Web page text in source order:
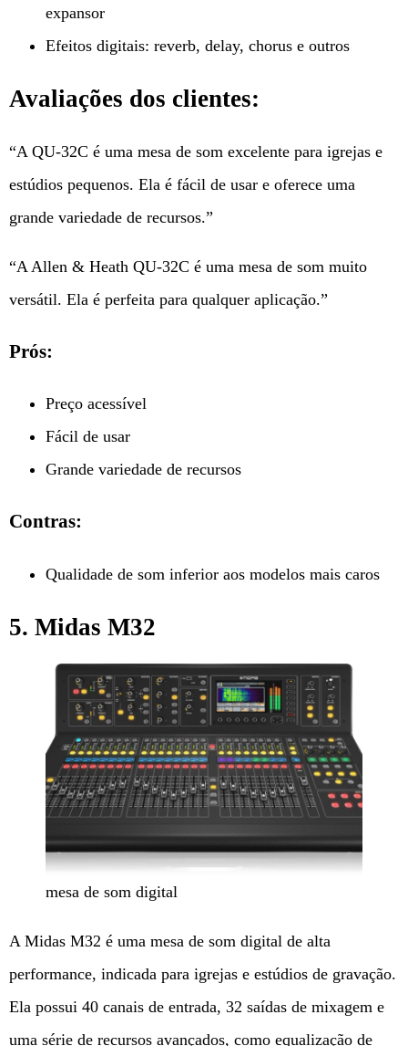
expansor
Efeitos digitais: reverb, delay, chorus e outros
Avaliações dos clientes:
“A QU-32C é uma mesa de som excelente para igrejas e
estúdios pequenos. Ela é fácil de usar e oferece uma
grande variedade de recursos.”
“A Allen & Heath QU-32C é uma mesa de som muito
versátil. Ela é perfeita para qualquer aplicação.”
Prós:
Preço acessível
Fácil de usar
Grande variedade de recursos
Contras:
Qualidade de som inferior aos modelos mais caros
5. Midas M32
mesa de som digital
A Midas M32 é uma mesa de som digital de alta
performance, indicada para igrejas e estúdios de gravação.
Ela possui 40 canais de entrada, 32 saídas de mixagem e
uma série de recursos avançados, como equalização de